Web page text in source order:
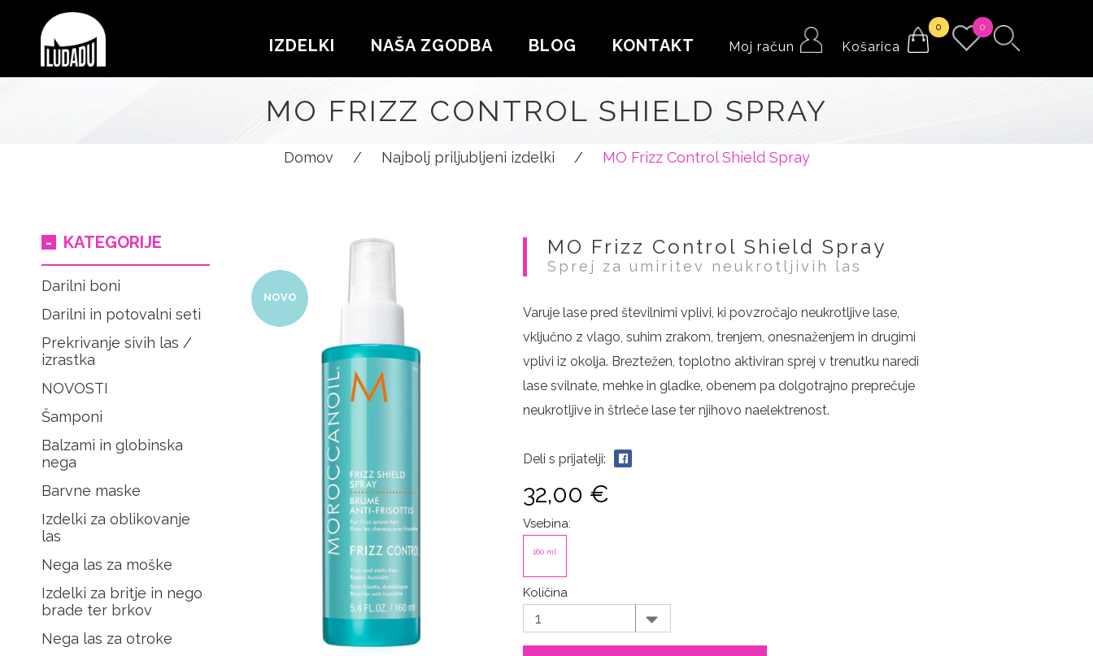
Moj račun Košarica
0 0
IZDELKI NAŠA ZGODBA BLOG KONTAKT
MO FRIZZ CONTROL SHIELD SPRAY
Domov / Najbolj priljubljeni izdelki / MO Frizz Control Shield Spray
KATEGORIJE
Darilni boni
Darilni in potovalni seti
Prekrivanje sivih las /
izrastka
NOVOSTI
Šamponi
Balzami in globinska
nega
Barvne maske
Izdelki za oblikovanje
las
Nega las za moške
Izdelki za britje in nego
brade ter brkov
Nega las za otroke
NOVO
MO Frizz Control Shield Spray
Sprej za umiritev neukrotljivih las
Varuje lase pred številnimi vplivi, ki povzročajo neukrotljive lase,
vključno z vlago, suhim zrakom, trenjem, onesnaženjem in drugimi
vplivi iz okolja. Breztežen, toplotno aktiviran sprej v trenutku naredi
lase svilnate, mehke in gladke, obenem pa dolgotrajno preprečuje
neukrotljive in štrleče lase ter njihovo naelektrenost.
Deli s prijatelji:
32,00 €
Vsebina:
160 ml
Količina